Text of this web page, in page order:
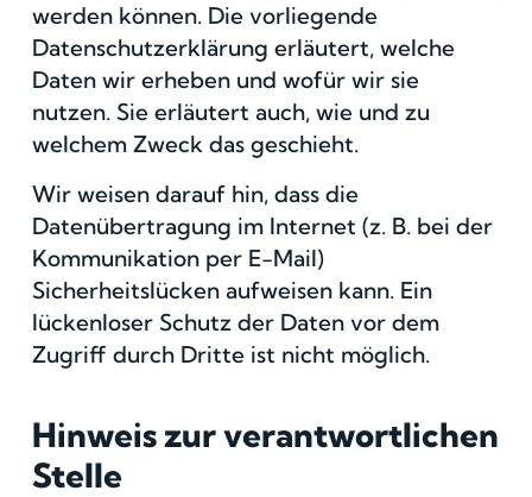
werden können. Die vorliegende
Datenschutzerklärung erläutert, welche
Daten wir erheben und wofür wir sie
nutzen. Sie erläutert auch, wie und zu
welchem Zweck das geschieht.
Wir weisen darauf hin, dass die
Datenübertragung im Internet (z. B. bei der
Kommunikation per E-Mail)
Sicherheitslücken aufweisen kann. Ein
lückenloser Schutz der Daten vor dem
Zugriff durch Dritte ist nicht möglich.
Hinweis zur verantwortlichen
Stelle